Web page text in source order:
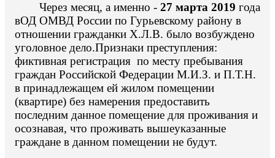
Через месяц, а именно - 27 марта 2019 года
вОД ОМВД России по Гурьевскому району в
отношении гражданки Х.Л.В. было возбуждено
уголовное дело.Признаки преступления:
фиктивная регистрация по месту пребывания
граждан Российской Федерации М.И.З. и П.Т.Н.
в принадлежащем ей жилом помещении
(квартире) без намерения предоставить
последним данное помещение для проживания и
осознавая, что проживать вышеуказанные
граждане в данном помещении не будут.